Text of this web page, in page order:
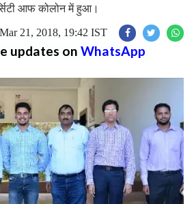
आफ कोलोन में हुआ।
Mar 21, 2018, 19:42 IST
updates on WhatsApp